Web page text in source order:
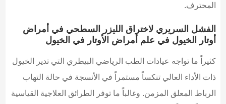
المحترف.
الفشل السريري لاختراق الليزر السطحي في أمراض
أوتار الخيول في علم أمراض الأوتار في الخيول
كثيراً ما تواجه عيادات الطب الرياضي البيطري التي تدير الخيول
ذات الأداء العالي تنكساً مستمراً في الأنسجة في حالة التهاب
الرباط المعلق المزمن. وغالباً ما توفر الطرائق العلاجية القياسية